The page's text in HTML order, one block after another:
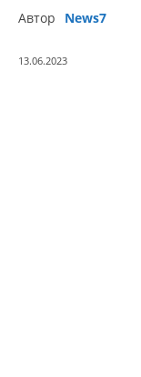
Автор News7
13.06.2023